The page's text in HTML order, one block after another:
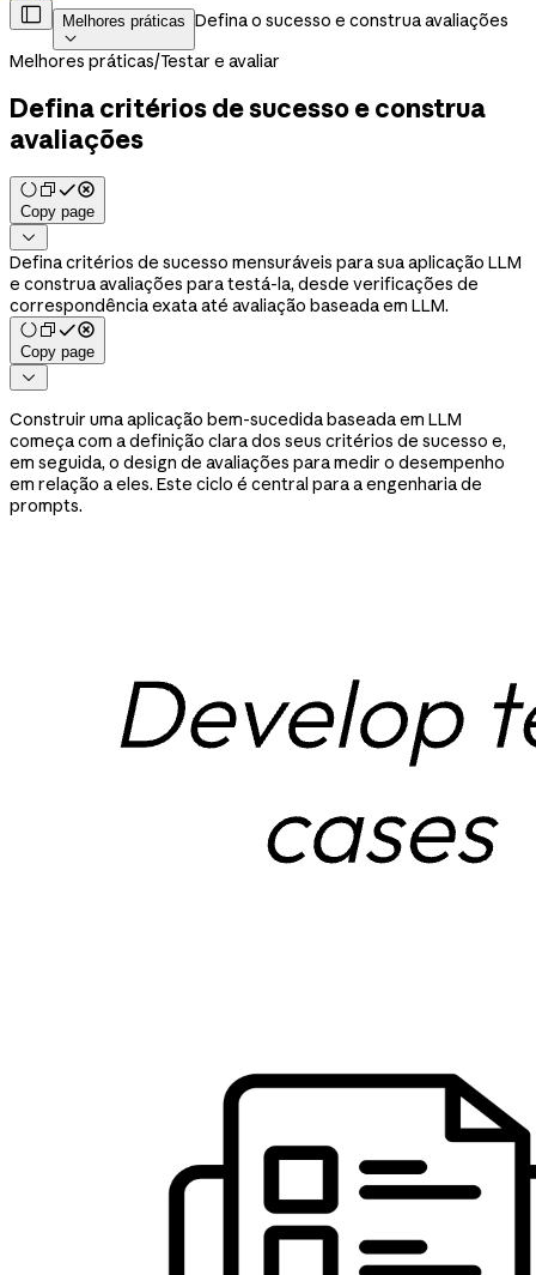
 Melhores práticas

Defina o sucesso e construa avaliações
Melhores práticas/Testar e avaliar
Defina critérios de sucesso e construa
avaliações
Copy page

Defina critérios de sucesso mensuráveis para sua aplicação LLM
e construa avaliações para testá-la, desde verificações de
correspondência exata até avaliação baseada em LLM.
Copy page

Construir uma aplicação bem-sucedida baseada em LLM
começa com a definição clara dos seus critérios de sucesso e,
em seguida, o design de avaliações para medir o desempenho
em relação a eles. Este ciclo é central para a engenharia de
prompts.